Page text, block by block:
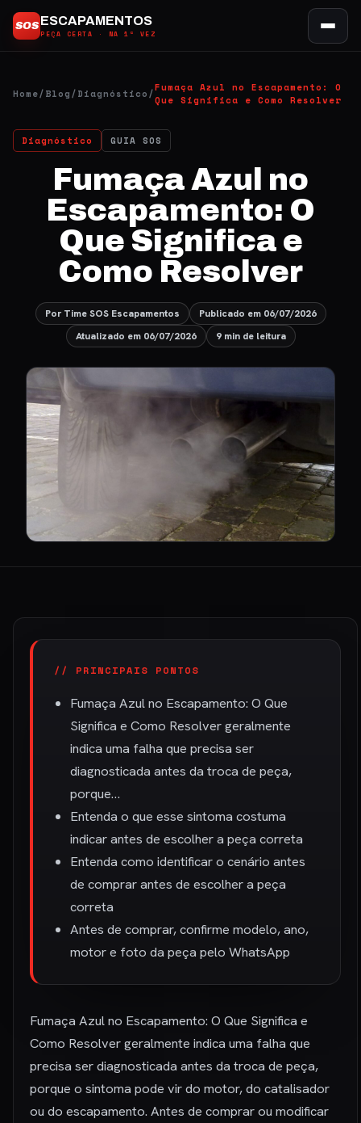
paraSOS ESCAPAMENTOS
PEÇA CERTA · NA 1ª VEZ
Home/Blog/Diagnóstico/Fumaça Azul no Escapamento: O
Que Significa e Como Resolver
Diagnóstico GUIA SOS
Fumaça Azul no
Escapamento: O
Que Significa e
Como Resolver
Por Time SOS Escapamentos
Publicado em 06/07/2026
Atualizado em 06/07/2026
9 min de leitura
// PRINCIPAIS PONTOS
Fumaça Azul no Escapamento: O Que
Significa e Como Resolver geralmente
indica uma falha que precisa ser
diagnosticada antes da troca de peça,
porque…
Entenda o que esse sintoma costuma
indicar antes de escolher a peça correta
Entenda como identificar o cenário antes
de comprar antes de escolher a peça
correta
Antes de comprar, confirme modelo, ano,
motor e foto da peça pelo WhatsApp
Fumaça Azul no Escapamento: O Que Significa e
Como Resolver geralmente indica uma falha que
precisa ser diagnosticada antes da troca de peça,
porque o sintoma pode vir do motor, do catalisador
ou do escapamento. Antes de comprar ou modificar